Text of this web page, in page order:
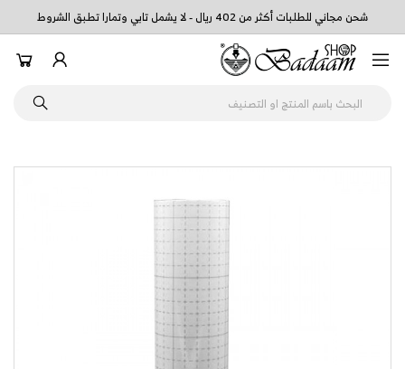
شحن مجاني للطلبات أكثر من 402 ريال - لا يشمل تابي وتمارا تطبق الشروط